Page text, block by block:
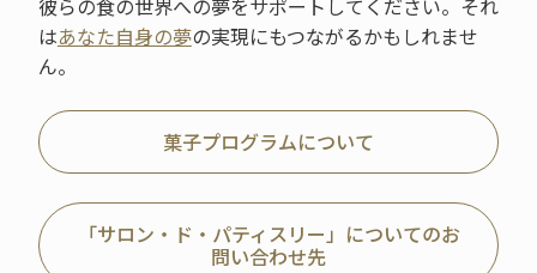
彼らの食の世界への夢をサポートしてください。それ
はあなた自身の夢の実現にもつながるかもしれませ
ん。
菓子プログラムについて
「サロン・ド・パティスリー」についてのお
問い合わせ先